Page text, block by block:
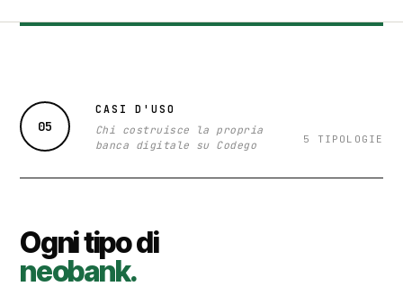
05
CASI D'USO
Chi costruisce la propria
banca digitale su Codego
5 TIPOLOGIE
Ogni tipo di
neobank.